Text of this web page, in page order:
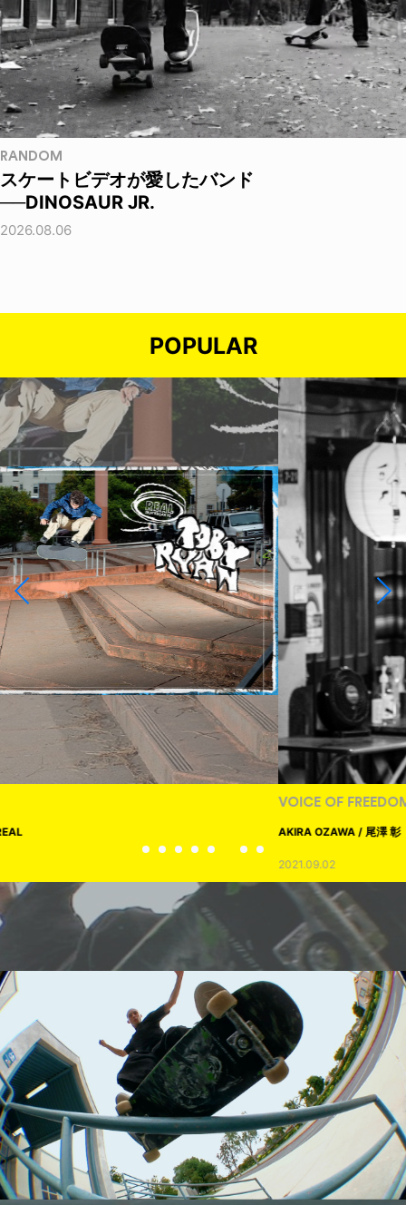
RANDOM
スケートビデオが愛したバンド
──DINOSAUR JR.
2026.08.06
POPULAR
AKIRA OZAWA / 尾澤 彰